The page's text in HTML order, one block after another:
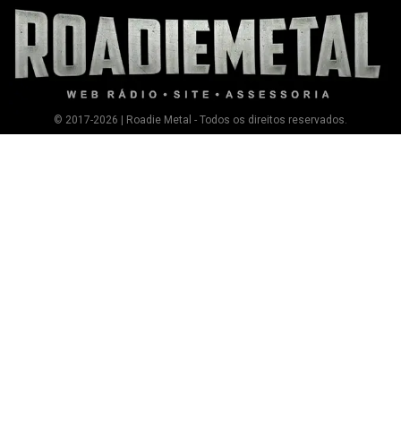
© 2017-2026 | Roadie Metal - Todos os direitos reservados.